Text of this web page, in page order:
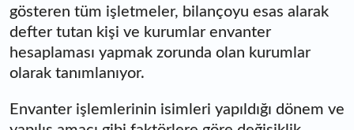
gösteren tüm işletmeler, bilançoyu esas alarak
defter tutan kişi ve kurumlar envanter
hesaplaması yapmak zorunda olan kurumlar
olarak tanımlanıyor.
Envanter işlemlerinin isimleri yapıldığı dönem ve